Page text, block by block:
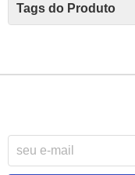
Tags do Produto